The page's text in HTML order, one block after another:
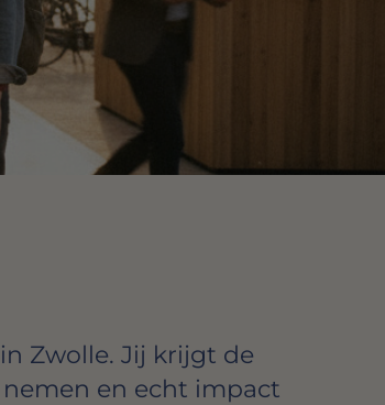
Zwolle. Jij krijgt de
en echt impact